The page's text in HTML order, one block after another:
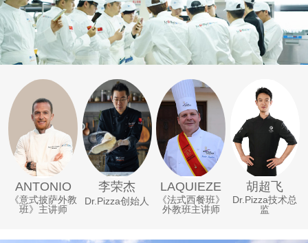
ANTONIO
《意式披萨外教
班》主讲师
李荣杰
Dr.Pizza创始人
LAQUIEZE
《法式西餐班》
外教班主讲师
胡超飞
Dr.Pizza技术总
监